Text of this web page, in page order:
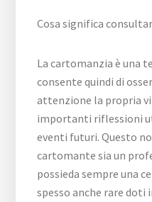
Cosa significa
La cartomanzia è una
consente quindi di
attenzione la propria
importanti riflessioni
eventi futuri. Questo
cartomante sia un
possieda sempre una
spesso anche rare